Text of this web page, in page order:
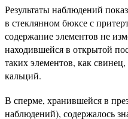
Результаты наблюдений
в стеклянном бюксе с
содержание элементов не
находившейся в открытой
таких элементов, как
кальций.
В сперме, хранившейся в
наблюдений), содержалось